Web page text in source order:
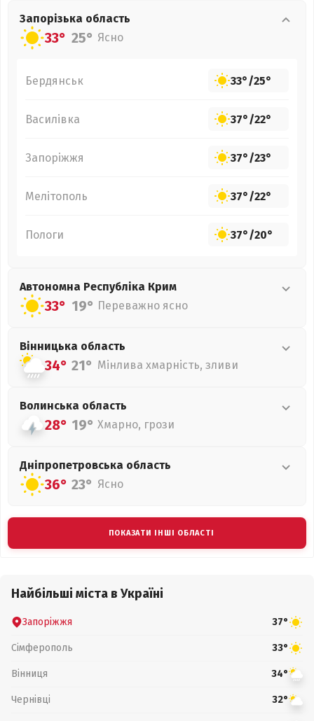
Запорізька область
33° 25° Ясно
Бердянськ 33°/25°
Василівка 37°/22°
Запоріжжя 37°/23°
Мелітополь 37°/22°
Пологи 37°/20°
Автономна Республіка Крим
33° 19° Переважно ясно
Вінницька область
34° 21° Мінлива хмарність, зливи
Волинська область
28° 19° Хмарно, грози
Дніпропетровська область
36° 23° Ясно
ПОКАЗАТИ ІНШІ ОБЛАСТІ
Найбільші міста в Україні
Запоріжжя 37°
Сімферополь 33°
Вінниця 34°
Чернівці 32°